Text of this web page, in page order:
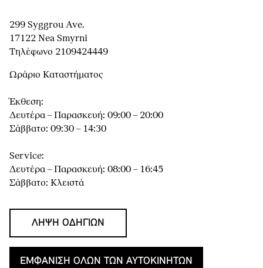
299 Syggrou Ave.
17122 Nea Smyrni
Τηλέφωνο 2109424449
Ωράριο Καταστήματος
Έκθεση:
Δευτέρα – Παρασκευή: 09:00 – 20:00
Σάββατο: 09:30 – 14:30
Service:
Δευτέρα – Παρασκευή: 08:00 – 16:45
Σάββατο: Κλειστά
ΛΉΨΗ ΟΔΗΓΙΏΝ
ΕΜΦΆΝΙΣΗ ΌΛΩΝ ΤΩΝ ΑΥΤΟΚΙΝΉΤΩΝ